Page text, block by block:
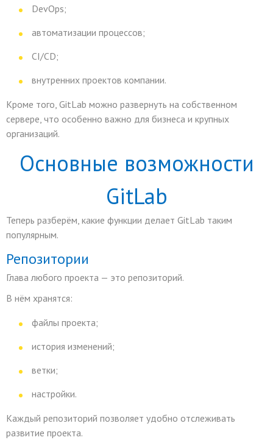
DevOps;
автоматизации процессов;
CI/CD;
внутренних проектов компании.
Кроме того, GitLab можно развернуть на собственном
сервере, что особенно важно для бизнеса и крупных
организаций.
Основные возможности
GitLab
Теперь разберём, какие функции делает GitLab таким
популярным.
Репозитории
Глава любого проекта — это репозиторий.
В нём хранятся:
файлы проекта;
история изменений;
ветки;
настройки.
Каждый репозиторий позволяет удобно отслеживать
развитие проекта.